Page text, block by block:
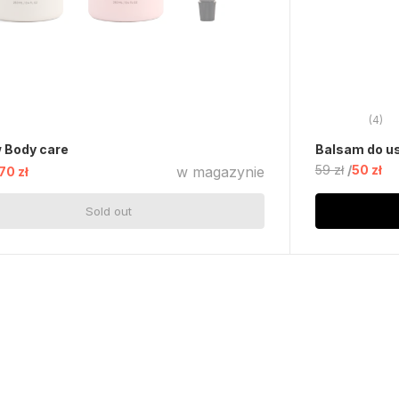
care
zł
w magazynie
Sold out
(4)
Balsam do
59 zł 50 zł